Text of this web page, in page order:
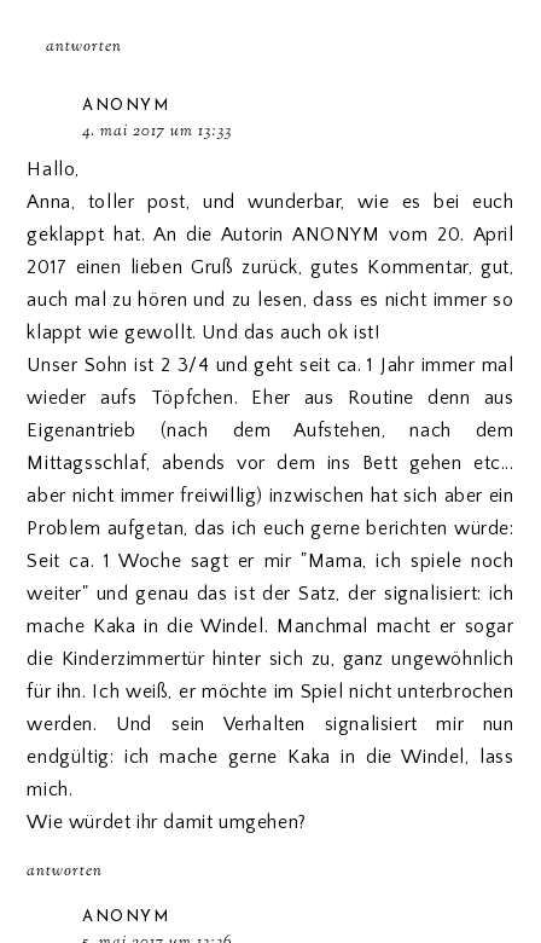
antworten
ANONYM
4. mai 2017 um 13:33
Hallo,
Anna, toller post, und wunderbar, wie es bei euch
geklappt hat. An die Autorin ANONYM vom 20. April
2017 einen lieben Gruß zurück, gutes Kommentar, gut,
auch mal zu hören und zu lesen, dass es nicht immer so
klappt wie gewollt. Und das auch ok ist!
Unser Sohn ist 2 3/4 und geht seit ca. 1 Jahr immer mal
wieder aufs Töpfchen. Eher aus Routine denn aus
Eigenantrieb (nach dem Aufstehen, nach dem
Mittagsschlaf, abends vor dem ins Bett gehen etc...
aber nicht immer freiwillig) inzwischen hat sich aber ein
Problem aufgetan, das ich euch gerne berichten würde:
Seit ca. 1 Woche sagt er mir "Mama, ich spiele noch
weiter" und genau das ist der Satz, der signalisiert: ich
mache Kaka in die Windel. Manchmal macht er sogar
die Kinderzimmertür hinter sich zu, ganz ungewöhnlich
für ihn. Ich weiß, er möchte im Spiel nicht unterbrochen
werden. Und sein Verhalten signalisiert mir nun
endgültig: ich mache gerne Kaka in die Windel, lass
mich.
Wie würdet ihr damit umgehen?
antworten
ANONYM